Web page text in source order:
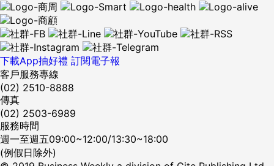
下載App抽好禮 訂閱電子報
客戶服務專線
(02) 2510-8888
傳真
(02) 2503-6989
服務時間
週一至週五09:00~12:00/13:30~18:00
(例假日除外)